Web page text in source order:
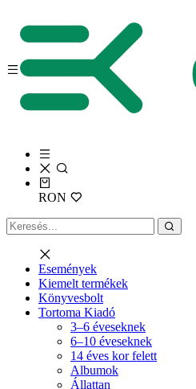
RON
Események
Kiemelt termékek
Könyvesbolt
Tortoma Kiadó
3–6 éveseknek
6–10 éveseknek
14 éves kor felett
Albumok
Állattan